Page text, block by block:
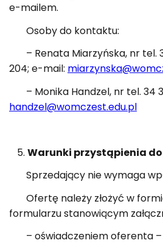
e-mailem.
Osoby do kontaktu:
– Renata Miarzyńska, nr tel.
204; e-mail:
– Monika Handzel, nr tel. 34
handzel@womczest.edu.pl
Warunki przystąpienia
Sprzedający nie wymaga
Ofertę należy złożyć w
formularzu stanowiącym
– oświadczeniem oferenta –